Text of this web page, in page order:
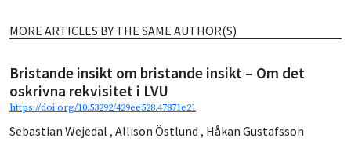
MORE ARTICLES BY THE SAME AUTHOR(S)
Bristande insikt om bristande insikt – Om det
oskrivna rekvisitet i LVU
https://doi.org/10.53292/429ee528.47871e21
Sebastian Wejedal , Allison Östlund , Håkan Gustafsson